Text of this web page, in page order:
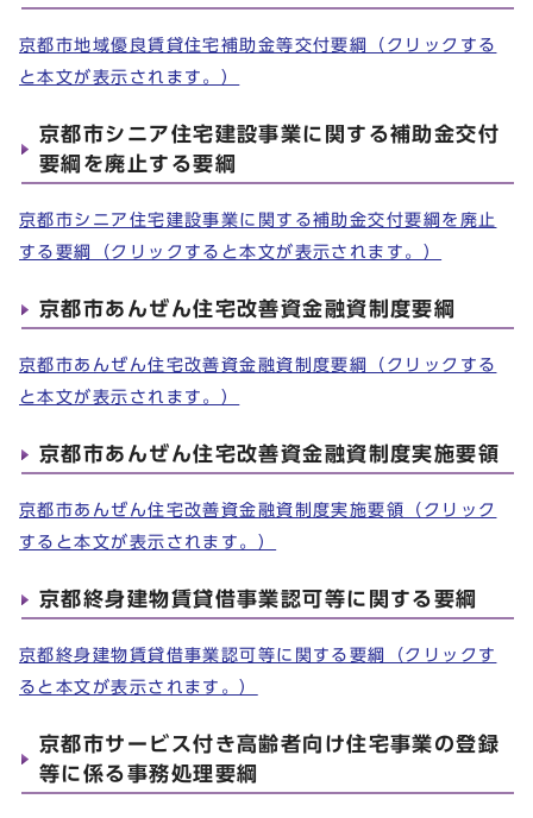
京都市地域優良賃貸住宅補助金等交付要綱（クリックする
と本文が表示されます。）
京都市シニア住宅建設事業に関する補助金交付
要綱を廃止する要綱
京都市シニア住宅建設事業に関する補助金交付要綱を廃止
する要綱（クリックすると本文が表示されます。）
京都市あんぜん住宅改善資金融資制度要綱
京都市あんぜん住宅改善資金融資制度要綱（クリックする
と本文が表示されます。）
京都市あんぜん住宅改善資金融資制度実施要領
京都市あんぜん住宅改善資金融資制度実施要領（クリック
すると本文が表示されます。）
京都終身建物賃貸借事業認可等に関する要綱
京都終身建物賃貸借事業認可等に関する要綱（クリックす
ると本文が表示されます。）
京都市サービス付き高齢者向け住宅事業の登録
等に係る事務処理要綱